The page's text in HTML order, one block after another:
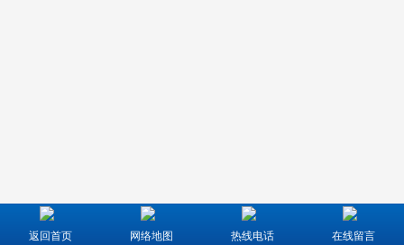
返回首页 网络地图 热线电话 在线留言